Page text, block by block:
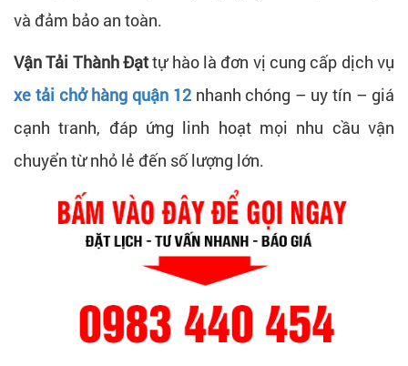
và đảm bảo an toàn.
Vận Tải Thành Đạttự hào là đơn vị cung cấp dịch vụ
xe tải chở hàng quận 12nhanh chóng – uy tín – giá
cạnh tranh, đáp ứng linh hoạt mọi nhu cầu vận
chuyển từ nhỏ lẻ đến số lượng lớn.